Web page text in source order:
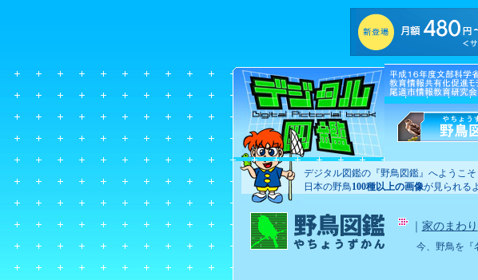
デジタル図鑑の『野鳥図鑑』へようこそ
日本の野鳥100種以上の画像が見られる
｜ 家のまわり
今、野鳥を『